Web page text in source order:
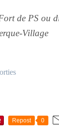
de PS ou
Village
Repost 0